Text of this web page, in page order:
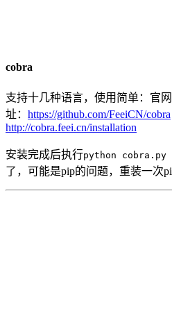
cobra
支持十几种语言，使用简单：官网
址： https://github.com/FeeiCN/cobra
http://cobra.feei.cn/installation
安装完成后执行python
了，可能是pip的问题，重装一次